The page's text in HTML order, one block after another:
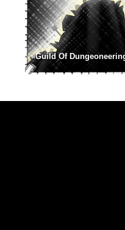
«Guild Of